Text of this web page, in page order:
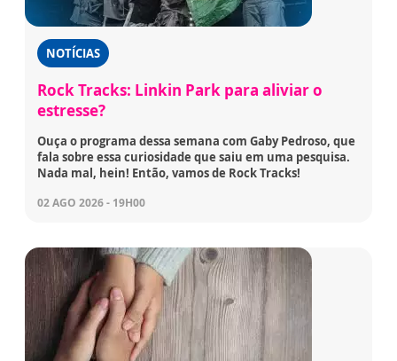
NOTÍCIAS
Rock Tracks: Linkin Park para aliviar o
estresse?
Ouça o programa dessa semana com Gaby Pedroso, que
fala sobre essa curiosidade que saiu em uma pesquisa.
Nada mal, hein! Então, vamos de Rock Tracks!
02 AGO 2026 - 19H00